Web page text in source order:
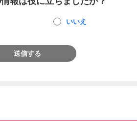
いいえ
送信する